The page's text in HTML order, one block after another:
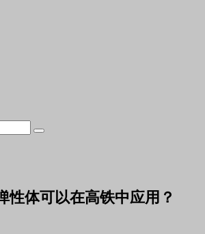
性体可以在高铁中应用？